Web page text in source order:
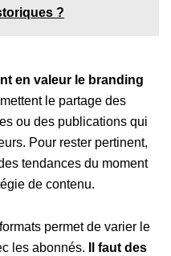
?
en valeur le branding
le partage des
ou des publications qui
Pour rester pertinent,
tendances du moment
de contenu.
permet de varier le
les abonnés.
Il faut des